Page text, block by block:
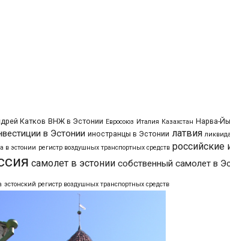
Катков ВНЖ в Эстонии Евросоюз Италия Казахстан Нарва-
в Эстонии иностранцы в Эстонии латвия
в эстонии регистр воздушных транспортных средств российские
самолет в эстонии собственный самолет в
эстонский регистр воздушных транспортных средств